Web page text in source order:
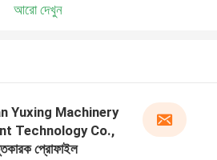
আরো দেখুন
Yuxing Machinery
Technology Co.,
প্রোফাইল